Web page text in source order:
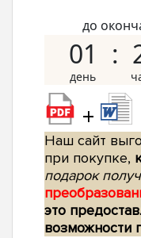
до
01
+
Наш сайт
при покупке,
подарок
это
возможности